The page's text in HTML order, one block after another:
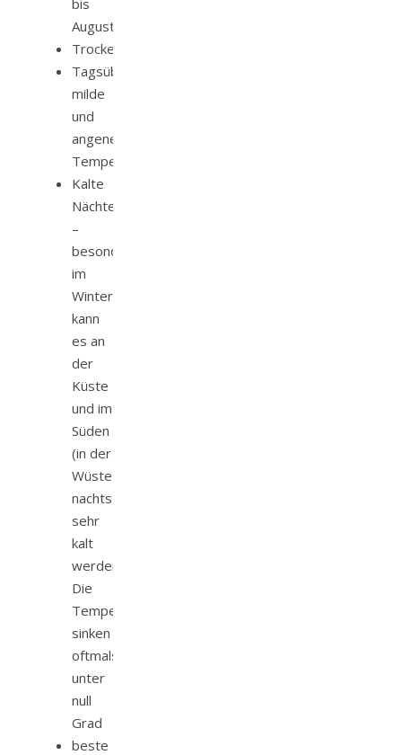
bis
August/September)
Trockenzeit
Tagsüber
milde
und
angenehme
Temperaturen
Kalte
Nächte
–
besonders
im
Winter
kann
es an
der
Küste
und im
Süden
(in der
Wüste)
nachts
sehr
kalt
werden.
Die
Temperaturen
sinken
oftmals
unter
null
Grad
beste